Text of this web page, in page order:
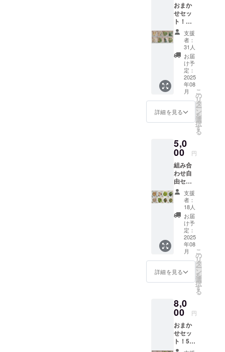
おまか
せセッ
ト！
500ｇ
×8PC
【商品A
～Hまで
各１P】
or250ｇ
×16PC
【商
品A～H
まで各
2P】冷
凍食材
ミック
合わせ
※原材料
及び添
加物等
の食品
表示は
お届け
商品の
ラベル
に表記
されま
す。 商
品開封
前には
必ずお
届けの
リター
ルや注
意書き
をご確
認くだ
さい。
支援
者：
31人
お届
け予
定：
2025
年08
月
詳細を見る
こ
の
リ
タ
ー
ン
を
選
択
す
る
5,0
00 円
組み合
わせ自
由セッ
ト【備
考欄へ
希望の
食材を
ご記入
500ｇ
×8PCor
250ｇ
×16PC
】冷凍
食材
ミック
ス 詰め
せ ※原
材料及
び添加
物等の
食品表
示はお
届け商
支援
者：
18人
お届
け予
定：
2025
年08
月
詳細を見る
こ
の
リ
タ
ー
ン
を
選
択
す
る
8,0
00 円
おまか
せセッ
ト！500
ｇ